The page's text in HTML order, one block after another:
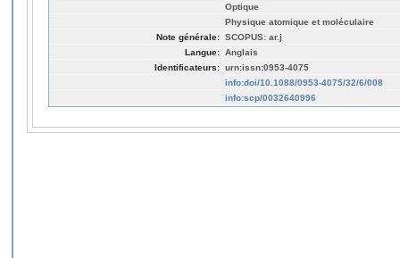
Optique
Physique atomique et moléculaire
Note générale: SCOPUS: ar.j
Langue: Anglais
Identificateurs: urn:issn:0953-4075
info:doi/10.1088/0953-4075/32/6/008
info:scp/0032640996